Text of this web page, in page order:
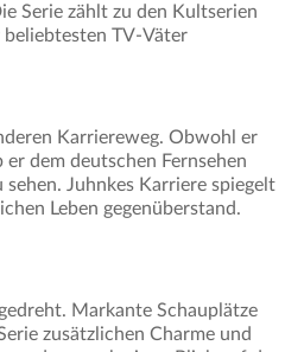
Serie zählt zu den Kultserien
TV-Väter
Karriereweg. Obwohl er
dem deutschen Fernsehen
Juhnkes Karriere spiegelt
Leben gegenüberstand.
Markante Schauplätze
zusätzlichen Charme und